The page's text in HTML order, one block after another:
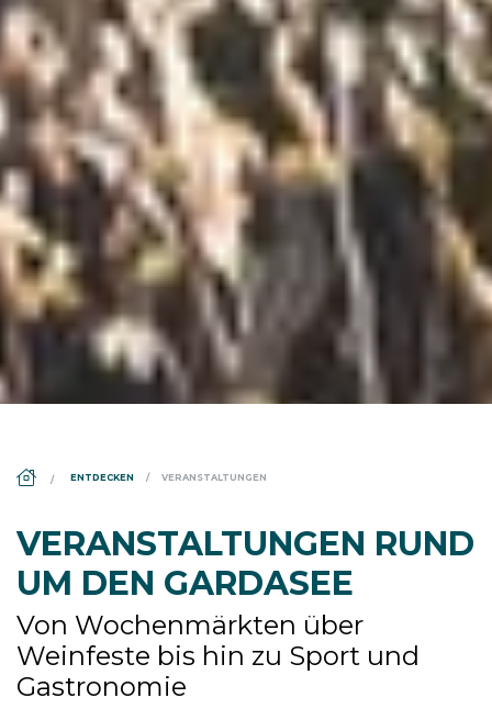
ENTDECKEN VERANSTALTUNGEN
VERANSTALTUNGEN RUND
UM DEN GARDASEE
Von Wochenmärkten über
Weinfeste bis hin zu Sport und
Gastronomie